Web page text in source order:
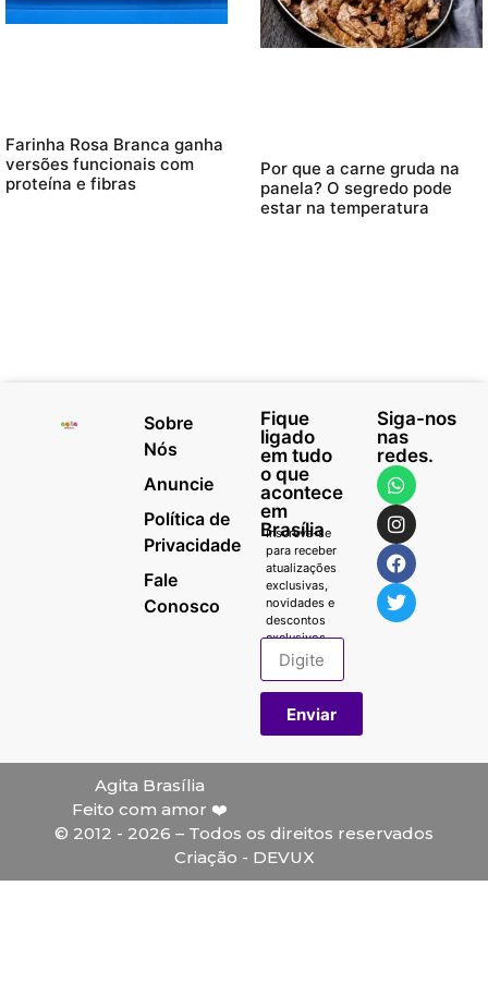
Farinha Rosa Branca ganha
versões funcionais com
proteína e fibras
Por que a carne gruda na
panela? O segredo pode
estar na temperatura
Sobre
Nós
Anuncie
Política de
Privacidade
Fale
Conosco
Fique
ligado
em tudo
o que
acontece
em
Brasília
Inscreva-se
para receber
atualizações
exclusivas,
novidades e
descontos
exclusivos.
Enviar
Siga-nos
nas
redes.
Agita Brasília
Feito com amor ❤️
© 2012 - 2026 – Todos os direitos reservados
Criação - DEVUX